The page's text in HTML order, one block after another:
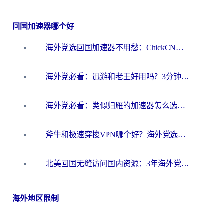
回国加速器哪个好
海外党选回国加速器不用愁：ChickCN和洞见哪个好？一篇搞定所有疑问
海外党必看：迅游和老王好用吗？3分钟选对加速国内网络的加速器
海外党必看：类似归雁的加速器怎么选？一篇搞定无缝访问国内资源
斧牛和极速穿梭VPN哪个好？海外党选回国加速器必看的真实对比与避坑指南
北美回国无缝访问国内资源：3年海外党亲测的加速器选择指南
海外地区限制